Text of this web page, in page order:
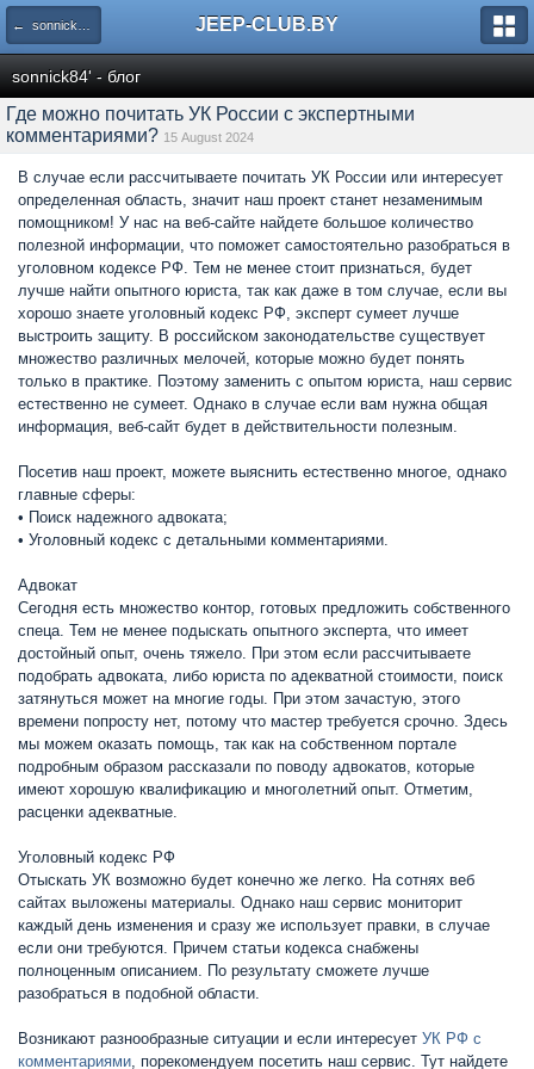
← sonnick84' - блог JEEP-CLUB.BY
sonnick84' - блог
Где можно почитать УК России с экспертными
комментариями? 15 August 2024
В случае если рассчитываете почитать УК России или интересует
определенная область, значит наш проект станет незаменимым
помощником! У нас на веб-сайте найдете большое количество
полезной информации, что поможет самостоятельно разобраться в
уголовном кодексе РФ. Тем не менее стоит признаться, будет
лучше найти опытного юриста, так как даже в том случае, если вы
хорошо знаете уголовный кодекс РФ, эксперт сумеет лучше
выстроить защиту. В российском законодательстве существует
множество различных мелочей, которые можно будет понять
только в практике. Поэтому заменить с опытом юриста, наш сервис
естественно не сумеет. Однако в случае если вам нужна общая
информация, веб-сайт будет в действительности полезным.
Посетив наш проект, можете выяснить естественно многое, однако
главные сферы:
• Поиск надежного адвоката;
• Уголовный кодекс с детальными комментариями.
Адвокат
Сегодня есть множество контор, готовых предложить собственного
спеца. Тем не менее подыскать опытного эксперта, что имеет
достойный опыт, очень тяжело. При этом если рассчитываете
подобрать адвоката, либо юриста по адекватной стоимости, поиск
затянуться может на многие годы. При этом зачастую, этого
времени попросту нет, потому что мастер требуется срочно. Здесь
мы можем оказать помощь, так как на собственном портале
подробным образом рассказали по поводу адвокатов, которые
имеют хорошую квалификацию и многолетний опыт. Отметим,
расценки адекватные.
Уголовный кодекс РФ
Отыскать УК возможно будет конечно же легко. На сотнях веб
сайтах выложены материалы. Однако наш сервис мониторит
каждый день изменения и сразу же использует правки, в случае
если они требуются. Причем статьи кодекса снабжены
полноценным описанием. По результату сможете лучше
разобраться в подобной области.
Возникают разнообразные ситуации и если интересует УК РФ с
комментариями, порекомендуем посетить наш сервис. Тут найдете